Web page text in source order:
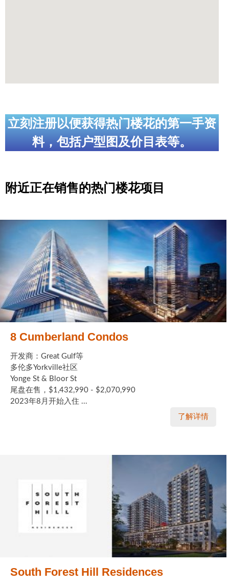
立刻注册以便获得热门楼花的第一手资
料，包括户型图及价目表等。
附近正在销售的热门楼花项目
8 Cumberland Condos
开发商：Great Gulf等
多伦多Yorkville社区
Yonge St & Bloor St
尾盘在售，$1,432,990 - $2,070,990
2023年8月开始入住 ...
了解详情
South Forest Hill Residences